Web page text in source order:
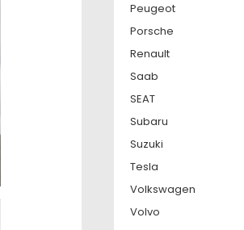
Peugeot
Porsche
Renault
Saab
SEAT
Subaru
Suzuki
Tesla
Volkswagen
Volvo